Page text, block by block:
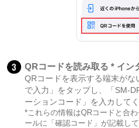
3 QRコードを読み取る * イン
QRコードを表示する端末が
で入力」をタップし、「SM-
ーションコード」を入カしてく
*これらの情報はQRコードと合
ールに「確認コード」が記載し